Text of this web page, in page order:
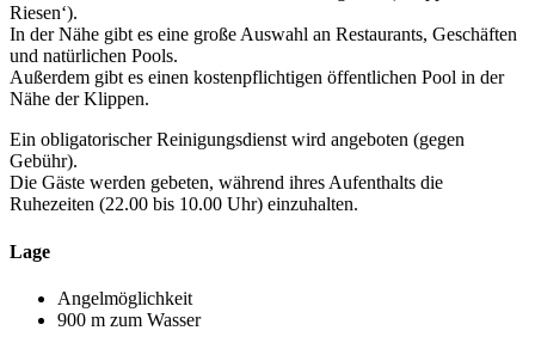
Riesen‘).
In der Nähe gibt es eine große Auswahl an Restaurants, Geschäften
und natürlichen Pools.
Außerdem gibt es einen kostenpflichtigen öffentlichen Pool in der
Nähe der Klippen.
Ein obligatorischer Reinigungsdienst wird angeboten (gegen
Gebühr).
Die Gäste werden gebeten, während ihres Aufenthalts die
Ruhezeiten (22.00 bis 10.00 Uhr) einzuhalten.
Lage
Angelmöglichkeit
900 m zum Wasser